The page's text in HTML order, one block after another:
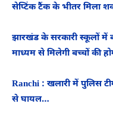
सेप्टिंक टैंक के भीतर मिला
झारखंड के सरकारी स्कूलों में
माध्यम से मिलेगी बच्चों की
Ranchi : खलारी में पुलिस
से घायल…